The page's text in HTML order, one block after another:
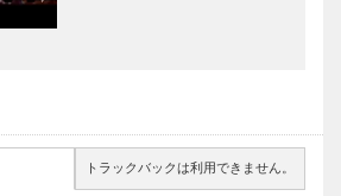
トラックバックは利用できません。